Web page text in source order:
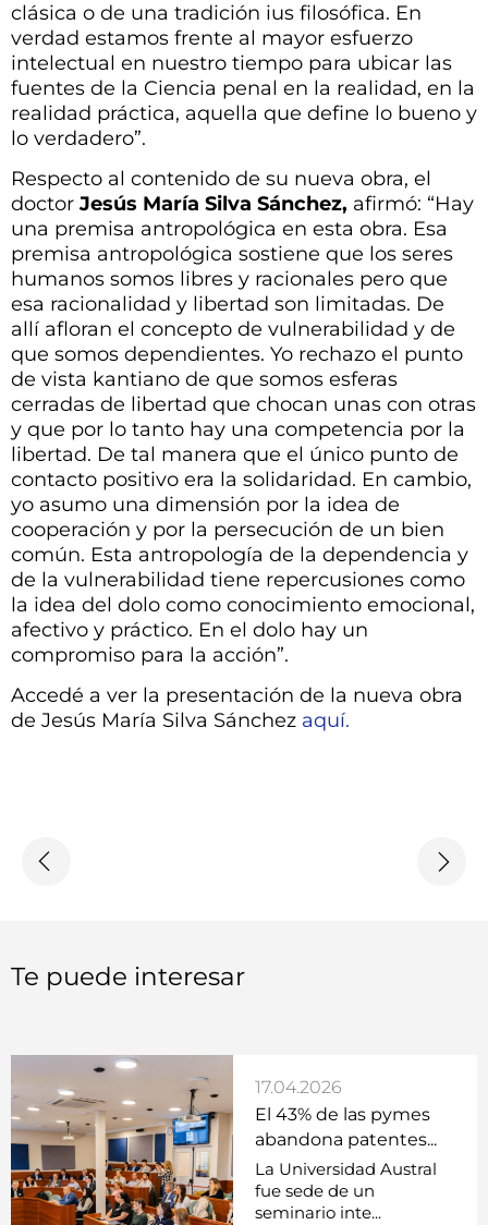
clásica o de una tradición ius filosófica. En
verdad estamos frente al mayor esfuerzo
intelectual en nuestro tiempo para ubicar las
fuentes de la Ciencia penal en la realidad, en la
realidad práctica, aquella que define lo bueno y
lo verdadero”.
Respecto al contenido de su nueva obra, el
doctorJesús María Silva Sánchez, afirmó: “Hay
una premisa antropológica en esta obra. Esa
premisa antropológica sostiene que los seres
humanos somos libres y racionales pero que
esa racionalidad y libertad son limitadas. De
allí afloran el concepto de vulnerabilidad y de
que somos dependientes. Yo rechazo el punto
de vista kantiano de que somos esferas
cerradas de libertad que chocan unas con otras
y que por lo tanto hay una competencia por la
libertad. De tal manera que el único punto de
contacto positivo era la solidaridad. En cambio,
yo asumo una dimensión por la idea de
cooperación y por la persecución de un bien
común. Esta antropología de la dependencia y
de la vulnerabilidad tiene repercusiones como
la idea del dolo como conocimiento emocional,
afectivo y práctico. En el dolo hay un
compromiso para la acción”.
Accedé a ver la presentación de la nueva obra
de Jesús María Silva Sánchez aquí.
Te puede interesar
17.04.2026
El 43% de las pymes
abandona patentes...
La Universidad Austral
fue sede de un
seminario inte...